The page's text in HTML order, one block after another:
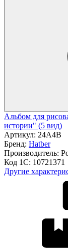
Альбом для
истории" (5 вид)
Артикул: 24А4В
Бренд: Hatber
Производитель:
Код 1С: 10721371
Другие